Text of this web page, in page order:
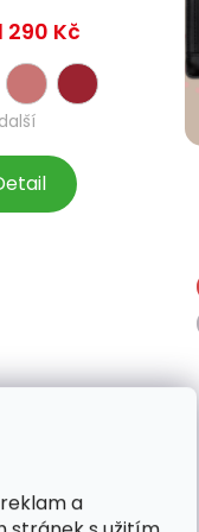
a
290 Kč
BERTOO